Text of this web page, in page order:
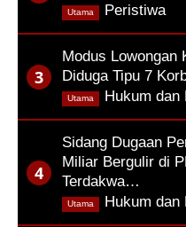
Peristiwa,
Utama
Modus Lowongan
Diduga Tipu 7
Hukum dan
Utama
Sidang Dugaan
Miliar Bergulir di
Terdakwa…
Hukum dan
Utama